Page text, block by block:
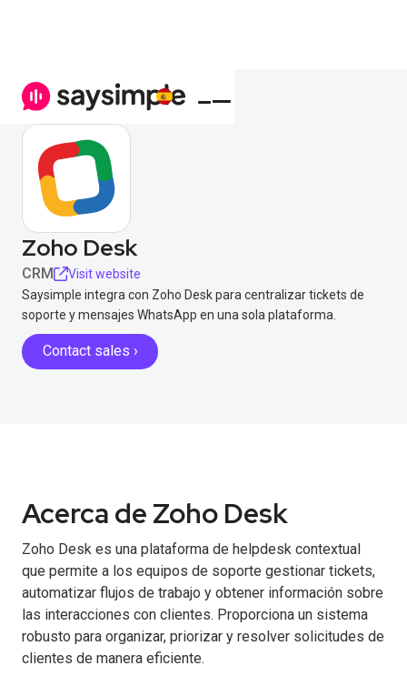
Zoho Desk
CRM
Visit website
Saysimple integra con Zoho Desk para centralizar tickets de
soporte y mensajes WhatsApp en una sola plataforma.
Contact sales ›
Acerca de Zoho Desk
Zoho Desk es una plataforma de helpdesk contextual
que permite a los equipos de soporte gestionar tickets,
automatizar flujos de trabajo y obtener información sobre
las interacciones con clientes. Proporciona un sistema
robusto para organizar, priorizar y resolver solicitudes de
clientes de manera eficiente.